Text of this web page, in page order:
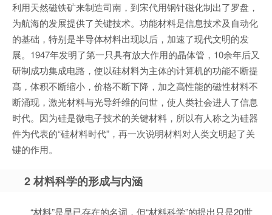
利用天然磁铁矿来制造司南，到宋代用钢针磁化制出了罗盘，
为航海的发展提供了关键技术。功能材料是信息技术及自动化
的基础，特别是半导体材料出现以后，加速了现代文明的发
展。1947年发明了第一只具有放大作用的晶体管，10余年后又
研制成功集成电路，使以硅材料为主体的计算机的功能不断提
髙，体积不断缩小，价格不断下降，加之高性能的磁性材料不
断涌现，激光材料与光导纤维的问世，使人类社会进人了信息
时代。因为硅是微电子技术的关键材料，所以有人称之为硅器
件为代表的“硅材料时代”，再一次说明材料对人类文明起了关
键的作用。
2 材料科学的形成与内涵
“材料”是早已存在的名词，但“材料科学”的提出只是20世